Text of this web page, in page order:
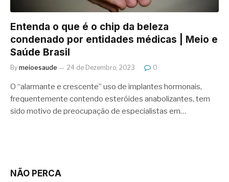
Entenda o que é o chip da beleza
condenado por entidades médicas | Meio e
Saúde Brasil
By meioesaude 24 de Dezembro, 2023 0
O “alarmante e crescente” uso de implantes hormonais,
frequentemente contendo esteróides anabolizantes, tem
sido motivo de preocupação de especialistas em…
NÃO PERCA